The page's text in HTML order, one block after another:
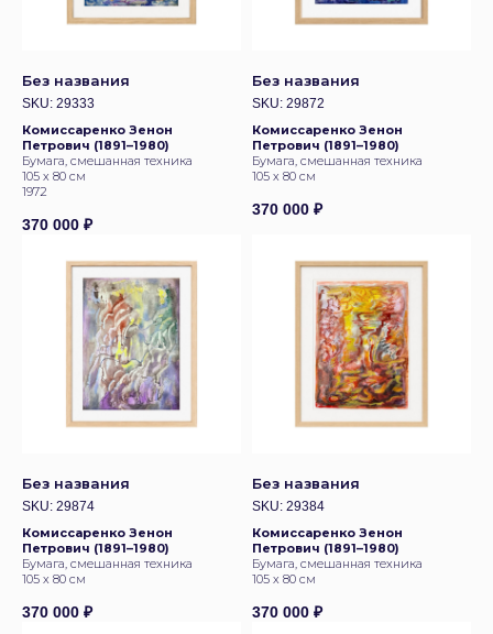
Без названия
SKU: 29333
Комиссаренко Зенон
Петрович (1891–1980)
Бумага, смешанная техника
105 х 80 см
1972
370 000 ₽
Без названия
SKU: 29872
Комиссаренко Зенон
Петрович (1891–1980)
Бумага, смешанная техника
105 х 80 см
370 000 ₽
Без названия
SKU: 29874
Комиссаренко Зенон
Петрович (1891–1980)
Бумага, смешанная техника
105 х 80 см
370 000 ₽
Без названия
SKU: 29384
Комиссаренко Зенон
Петрович (1891–1980)
Бумага, смешанная техника
105 х 80 см
370 000 ₽
ИНФОРМАЦИОННЫЕ ПАРТНЕРЫ
ВЫСТАВКИ